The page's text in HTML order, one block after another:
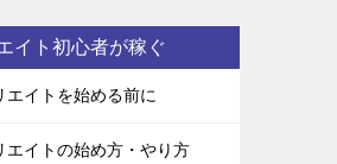
イト初心者が稼ぐ
エイトを始める前に
エイトの始め方・やり方